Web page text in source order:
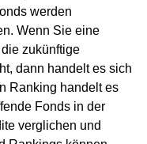
werden
Wenn Sie eine
zukünftige
dann handelt es sich
Ranking handelt es
Fonds in der
verglichen und